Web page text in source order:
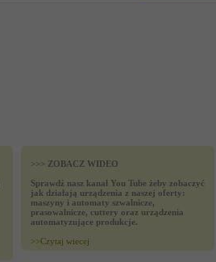
>>> ZOBACZ WIDEO
Sprawdź nasz kanał You Tube żeby zobaczyć
jak działają urządzenia z naszej oferty:
maszyny i automaty szwalnicze,
prasowalnicze, cuttery oraz urządzenia
automatyzujące produkcje.
>>Czytaj wiecej